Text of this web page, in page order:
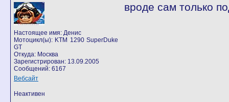
Настоящее имя: Денис
Мотоцикл(ы): KTM 1290 SuperDuke
GT
Откуда: Москва
Зарегистрирован: 13.09.2005
Сообщений: 6167
Вебсайт
вроде сам только
Неактивен